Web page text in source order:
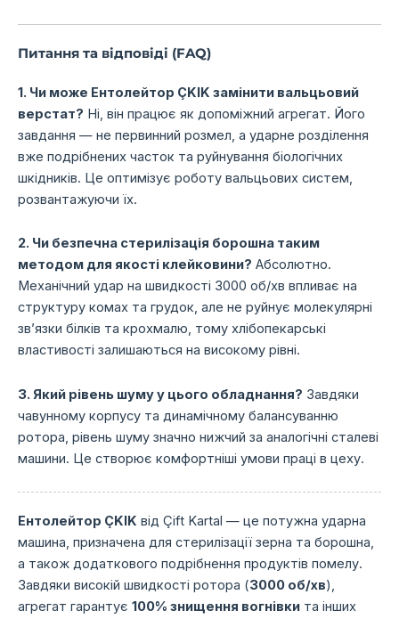
Питання та відповіді (FAQ)
1. Чи може Ентолейтор ÇKIK замінити вальцьовий
верстат? Ні, він працює як допоміжний агрегат. Його
завдання — не первинний розмел, а ударне розділення
вже подрібнених часток та руйнування біологічних
шкідників. Це оптимізує роботу вальцьових систем,
розвантажуючи їх.
2. Чи безпечна стерилізація борошна таким
методом для якості клейковини? Абсолютно.
Механічний удар на швидкості 3000 об/хв впливає на
структуру комах та грудок, але не руйнує молекулярні
зв’язки білків та крохмалю, тому хлібопекарські
властивості залишаються на високому рівні.
3. Який рівень шуму у цього обладнання? Завдяки
чавунному корпусу та динамічному балансуванню
ротора, рівень шуму значно нижчий за аналогічні сталеві
машини. Це створює комфортніші умови праці в цеху.
Ентолейтор ÇKIK від Çift Kartal — це потужна ударна
машина, призначена для стерилізації зерна та борошна,
а також додаткового подрібнення продуктів помелу.
Завдяки високій швидкості ротора (3000 об/хв),
агрегат гарантує 100% знищення вогнівки та інших